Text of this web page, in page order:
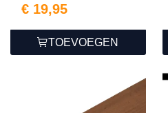
€ 19,95
TOEVOEGEN